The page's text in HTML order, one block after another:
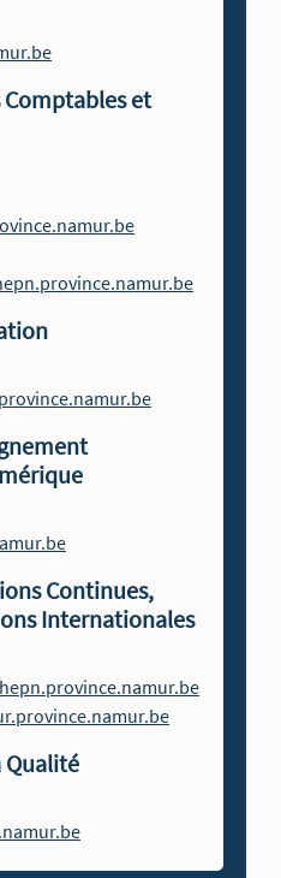
Comptables et
Continues,
Internationales
Qualité